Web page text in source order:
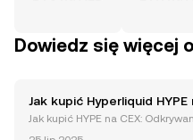
Dowiedz się więcej
Jak kupić Hyperliquid HYPE
Jak kupić HYPE na CEX: